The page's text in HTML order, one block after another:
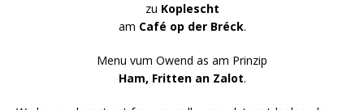
zu Koplescht
am Café op der Bréck.
Menu vum Owend as am Prinzip
Ham, Fritten an Zalot.